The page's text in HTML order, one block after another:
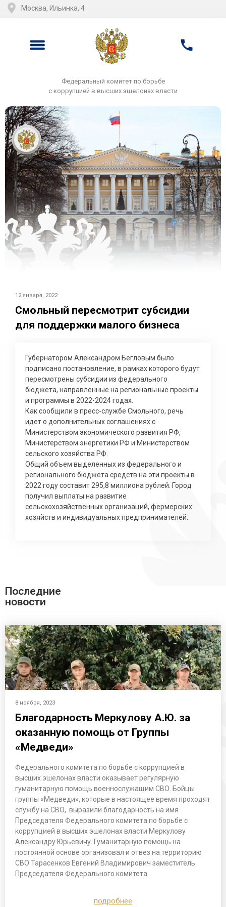
Москва, Ильинка, 4
Федеральный комитет по борьбе
с коррупцией в высших эшелонах власти
12 января, 2022
Смольный пересмотрит субсидии
для поддержки малого бизнеса
Губернатором Александром Бегловым было
подписано постановление, в рамках которого будут
пересмотрены субсидии из федерального
бюджета, направленные на региональные проекты
и программы в 2022-2024 годах.
Как сообщили в пресс-службе Смольного, речь
идет о дополнительных соглашениях с
Министерством экономического развития РФ,
Министерством энергетики РФ и Министерством
сельского хозяйства РФ.
Общий объем выделенных из федерального и
регионального бюджета средств на эти проекты в
2022 году составит 295,8 миллиона рублей. Город
получил выплаты на развитие
сельскохозяйственных организаций, фермерских
хозяйств и индивидуальных предпринимателей.
Последние
новости
8 ноября, 2023
Благодарность Меркулову А.Ю. за
оказанную помощь от Группы
«Медведи»
Федерального комитета по борьбе с коррупцией в
высших эшелонах власти оказывает регулярную
гуманитарную помощь военнослужащим СВО. Бойцы
группы «Медведи», которые в настоящее время проходят
службу на СВО, выразили благодарность на имя
Председателя Федерального комитета по борьбе с
коррупцией в высших эшелонах власти Меркулову
Александру Юрьевичу. Гуманитарную помощь на
постоянной основе организовал и отвез на территорию
СВО Тарасенков Евгений Владимирович заместитель
Председателя Федерального комитета.
подробнее